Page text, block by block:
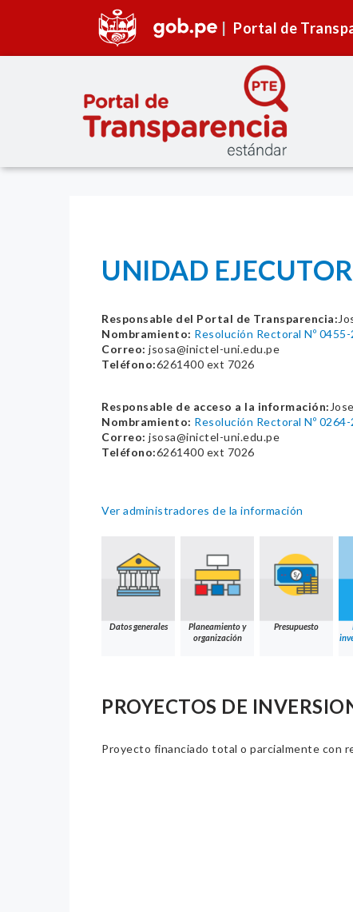
Portal de
UNIDAD
Responsable del Portal de Transparencia:
Nombramiento: Resolución Rectoral Nº
Correo: jsosa@inictel-uni.edu.pe
Teléfono:6261400 ext 7026
Responsable de acceso a la información:
Nombramiento: Resolución Rectoral Nº
Correo: jsosa@inictel-uni.edu.pe
Teléfono:6261400 ext 7026
Ver administradores de la información
Datos generales
Planeamiento y
organización
Presupuesto
PROYECTOS DE
Proyecto financiado total o parcialmente con